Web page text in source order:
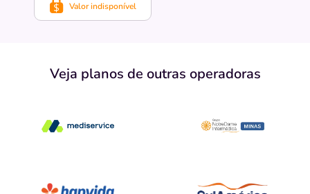
Valor indisponível
Veja planos de outras operadoras